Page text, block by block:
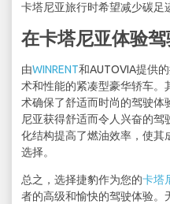
卡塔尼亚旅行时希望减少碳足
在卡塔尼亚体验
由WINRENT和AUTOVIA提供
术和性能的紧凑型豪华轿车。
术确保了舒适而时尚的驾驶体
尼亚获得舒适而令人兴奋的
化结构提高了燃油效率，使其
选择。
总之，选择捷豹作为您的卡塔
者的高级和愉快的驾驶体验。